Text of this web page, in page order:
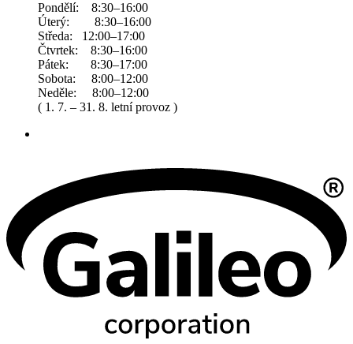
Pondělí: 8:30–16:00
Úterý: 8:30–16:00
Středa: 12:00–17:00
Čtvrtek: 8:30–16:00
Pátek: 8:30–17:00
Sobota: 8:00–12:00
Neděle: 8:00–12:00
( 1. 7. – 31. 8. letní provoz )